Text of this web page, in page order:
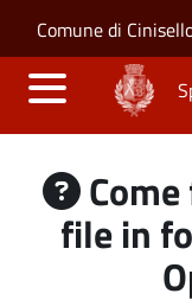
Salta al
Skip to site
Comune di
file in